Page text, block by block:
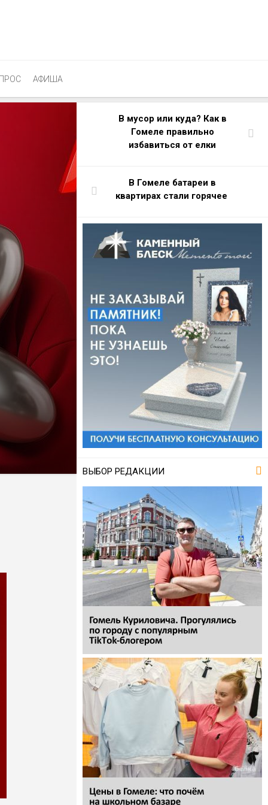
АФИША
В мусор или куда? Как в
Гомеле правильно
избавиться от елки
В Гомеле батареи в
квартирах стали горячее
ВЫБОР РЕДАКЦИИ